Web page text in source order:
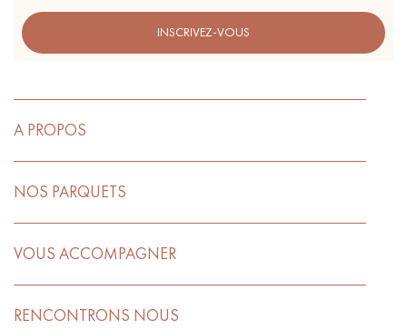
INSCRIVEZ-VOUS
A PROPOS
NOS PARQUETS
VOUS ACCOMPAGNER
RENCONTRONS NOUS